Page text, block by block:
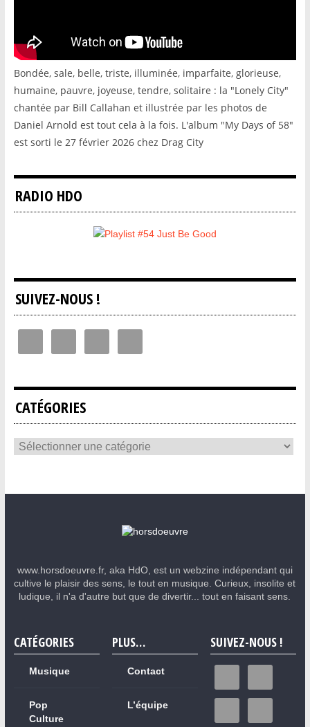
Bondée, sale, belle, triste, illuminée, imparfaite, glorieuse,
humaine, pauvre, joyeuse, tendre, solitaire : la "Lonely City"
chantée par Bill Callahan et illustrée par les photos de
Daniel Arnold est tout cela à la fois. L'album "My Days of 58"
est sorti le 27 février 2026 chez Drag City
RADIO HDO
SUIVEZ-NOUS !
CATÉGORIES
www.horsdoeuvre.fr, aka HdO, est un webzine indépendant qui
cultive le plaisir des sens, le tout en musique. Curieux, insolite et
ludique, il n'a d'autre but que de divertir... tout en faisant sens.
CATÉGORIES
Musique
Pop
Culture
PLUS…
Contact
L’équipe
SUIVEZ-NOUS !